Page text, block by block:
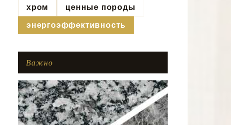
хром ценные породы
энергоэффективность
Важно